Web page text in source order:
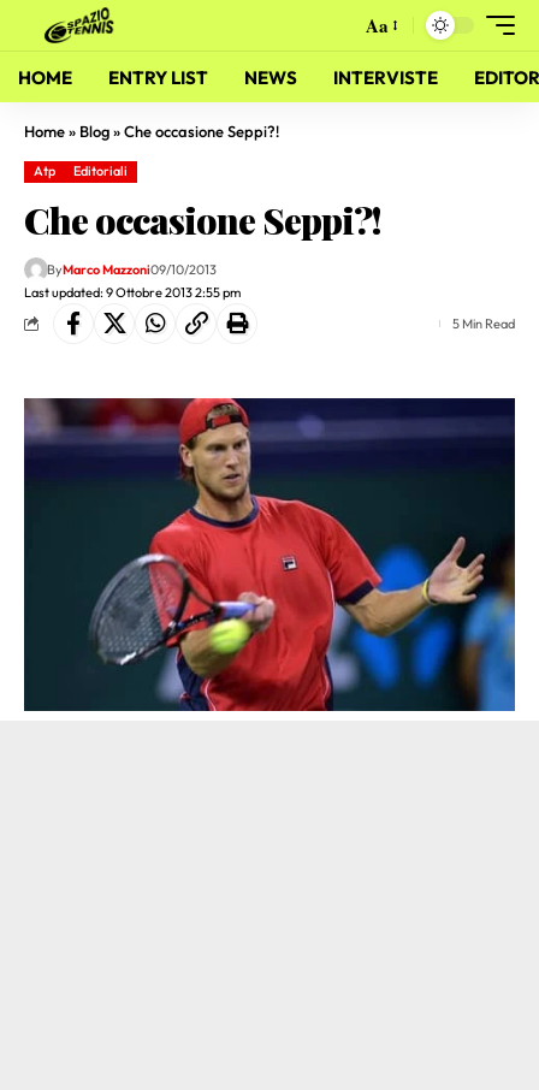
Aa
HOME ENTRY LIST NEWS INTERVISTE
Home» Blog»Che occasione Seppi?!
Atp Editoriali
Che occasione Seppi?!
Last updated: 9 Ottobre 2013 2:55 pm
ByMarco Mazzoni09/10/2013
5 Min Read